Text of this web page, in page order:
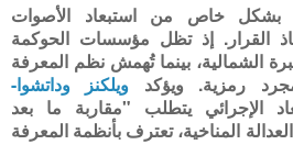
بشكل خاص من استبعاد الأصوات
القرار. إذ تظل مؤسسات الحوكمة
الشمالية، بينما تُهمش نظم المعرفة
رمزية. ويؤكد ويلكنز وداتشوا-
الإجرائي يتطلب "مقاربة ما بعد
المناخية، تعترف بأنظمة المعرفة